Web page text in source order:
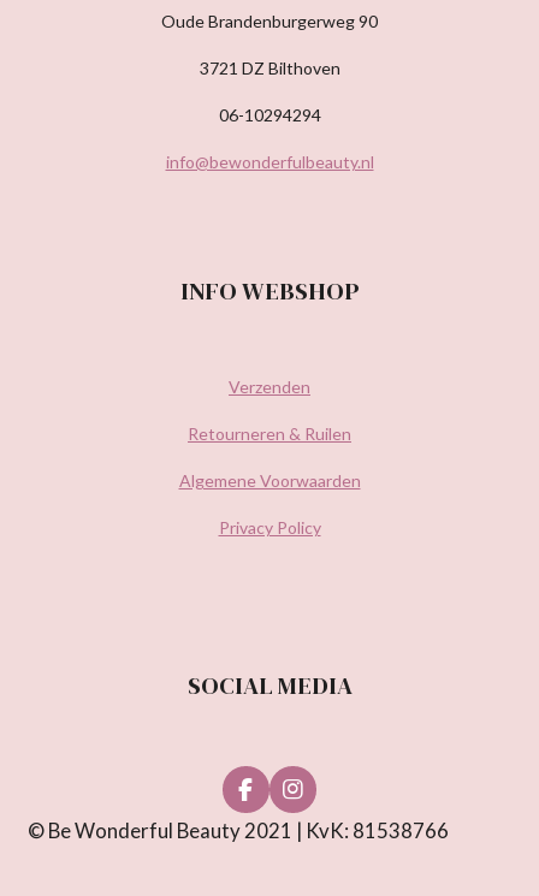
Oude Brandenburgerweg 90
3721 DZ Bilthoven
06-10294294
info@bewonderfulbeauty.nl
INFO WEBSHOP
Verzenden
Retourneren & Ruilen
Algemene Voorwaarden
Privacy Policy
SOCIAL MEDIA
F
a
c
I
n
s
© Be Wonderful Beauty 2021 | KvK: 81538766